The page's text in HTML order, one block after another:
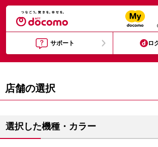
サポート ロ
店舗の選択
選択した機種・カラー